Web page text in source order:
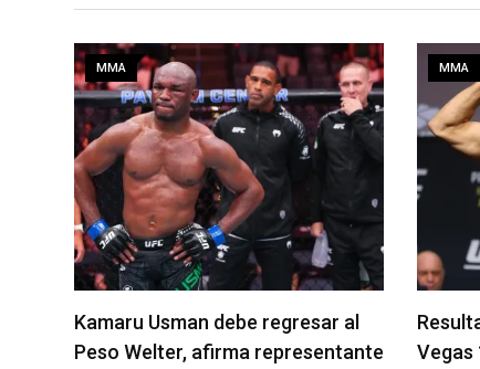
MMA
Resultados de los pesajes del UFC
Vegas 120: Gamrot hace peso
MMA
pelea